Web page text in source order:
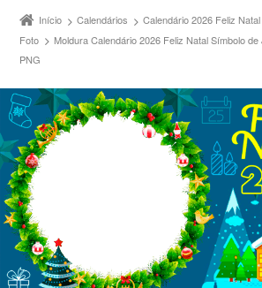
Início Calendários
Calendário 2026 Feliz
Foto
Moldura Calendário 2026 Feliz Natal Símbolo
PNG